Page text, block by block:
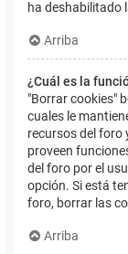
ha deshabilitado
Arriba
¿Cuál es la
"Borrar cookies"
cuales le
recursos del foro
proveen
del foro por el
opción. Si está
foro, borrar las
Arriba